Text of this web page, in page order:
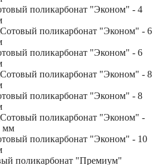
поликарбонат "Эконом" - 4
поликарбонат "Эконом" - 6
поликарбонат "Эконом" - 8
поликарбонат "Эконом" - 10